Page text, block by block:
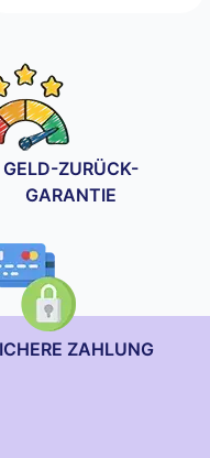
GELD-ZURÜCK-
GARANTIE
ZAHLUNG